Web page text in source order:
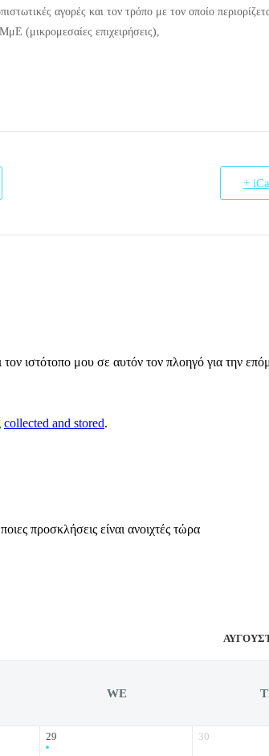
αγορές και τον τρόπο με τον οποίο
(μικρομεσαίες επιχειρήσεις),
+
ιστότοπο μου σε αυτόν τον πλοηγό για την
collected and stored.
προσκλήσεις είναι ανοιχτές τώρα
WE
29 30